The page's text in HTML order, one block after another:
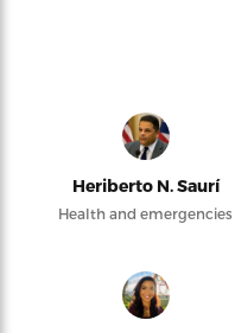
Heriberto N. Saurí
Health and emergencies